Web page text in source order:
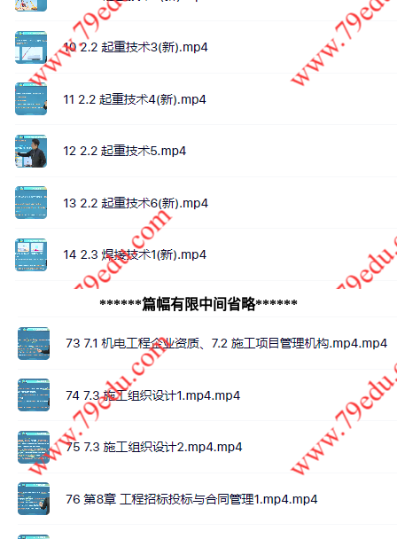
******篇幅有限中间省略******